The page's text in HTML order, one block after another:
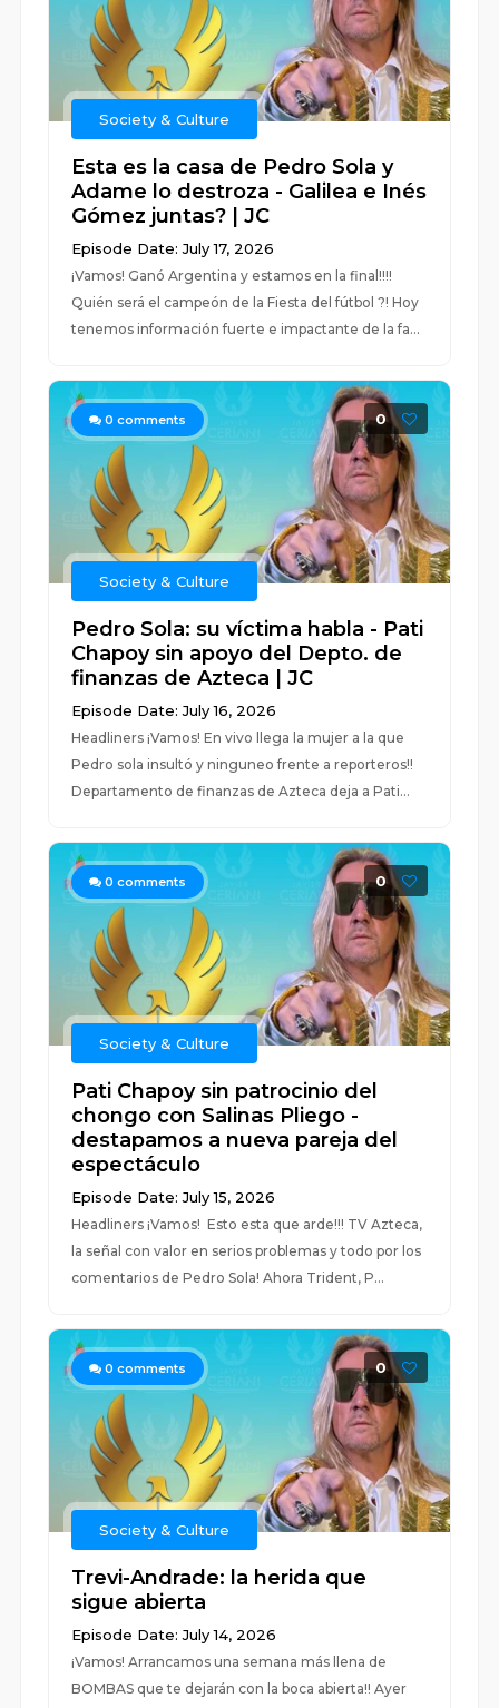
Society & Culture
Esta es la casa de Pedro Sola y
Adame lo destroza - Galilea e Inés
Gómez juntas? | JC
Episode Date: July 17, 2026
¡Vamos! Ganó Argentina y estamos en la final!!!!
Quién será el campeón de la Fiesta del fútbol ?! Hoy
tenemos información fuerte e impactante de la fa...
0 comments 0
Society & Culture
Pedro Sola: su víctima habla - Pati
Chapoy sin apoyo del Depto. de
finanzas de Azteca | JC
Episode Date: July 16, 2026
Headliners ¡Vamos! En vivo llega la mujer a la que
Pedro sola insultó y ninguneo frente a reporteros!!
Departamento de finanzas de Azteca deja a Pati...
0 comments 0
Society & Culture
Pati Chapoy sin patrocinio del
chongo con Salinas Pliego -
destapamos a nueva pareja del
espectáculo
Episode Date: July 15, 2026
Headliners ¡Vamos! Esto esta que arde!!! TV Azteca,
la señal con valor en serios problemas y todo por los
comentarios de Pedro Sola! Ahora Trident, P...
0 comments 0
Society & Culture
Trevi-Andrade: la herida que
sigue abierta
Episode Date: July 14, 2026
¡Vamos! Arrancamos una semana más llena de
BOMBAS que te dejarán con la boca abierta!! Ayer